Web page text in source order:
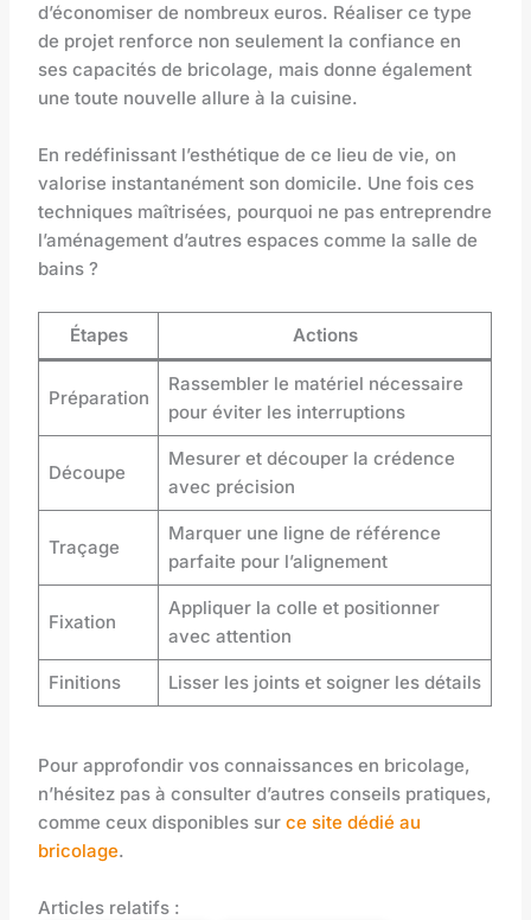
d’économiser de nombreux euros. Réaliser ce type
de projet renforce non seulement la confiance en
ses capacités de bricolage, mais donne également
une toute nouvelle allure à la cuisine.
En redéfinissant l’esthétique de ce lieu de vie, on
valorise instantanément son domicile. Une fois ces
techniques maîtrisées, pourquoi ne pas entreprendre
l’aménagement d’autres espaces comme la salle de
bains ?
Étapes Actions
Préparation
Rassembler le matériel nécessaire
pour éviter les interruptions
Découpe
Mesurer et découper la crédence
avec précision
Traçage
Marquer une ligne de référence
parfaite pour l’alignement
Fixation
Appliquer la colle et positionner
avec attention
Finitions Lisser les joints et soigner les détails
Pour approfondir vos connaissances en bricolage,
n’hésitez pas à consulter d’autres conseils pratiques,
comme ceux disponibles surce site dédié au
bricolage.
Articles relatifs :